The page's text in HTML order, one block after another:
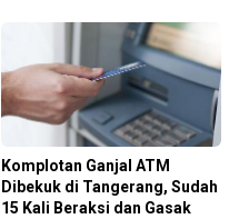
Komplotan Ganjal ATM
Dibekuk di Tangerang, Sudah
15 Kali Beraksi dan Gasak